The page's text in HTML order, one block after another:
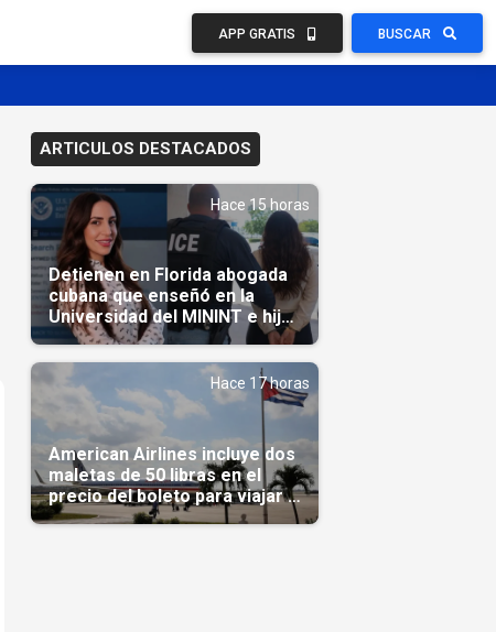
APP GRATIS BUSCAR
ARTICULOS DESTACADOS
Hace 15 horas
Detienen en Florida abogada
cubana que enseñó en la
Universidad del MININT e hija
de diplomático cubano
Hace 17 horas
American Airlines incluye dos
maletas de 50 libras en el
precio del boleto para viajar a
Cuba en agosto